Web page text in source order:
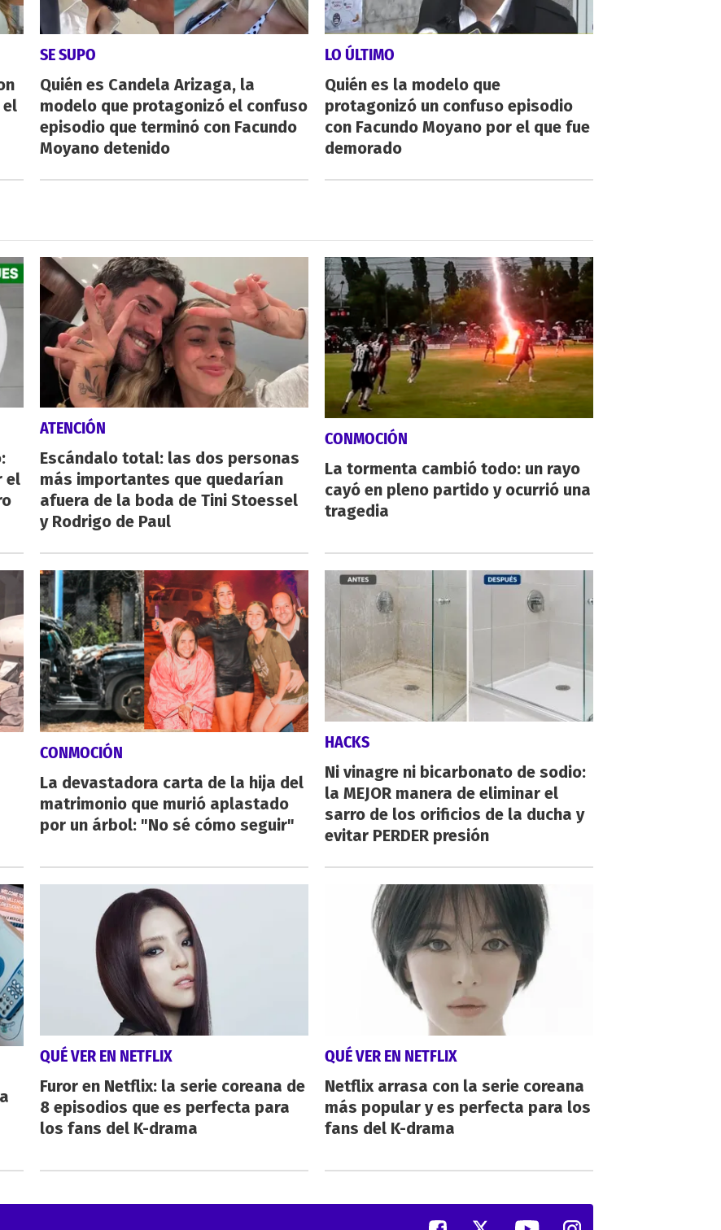
el
SE SUPO
Quién es Candela Arizaga, la
modelo que protagonizó el confuso
episodio que terminó con Facundo
Moyano detenido
LO ÚLTIMO
Quién es la modelo que
protagonizó un confuso episodio
con Facundo Moyano por el que fue
demorado
el
ATENCIÓN
Escándalo total: las dos personas
más importantes que quedarían
afuera de la boda de Tini Stoessel
y Rodrigo de Paul
CONMOCIÓN
La tormenta cambió todo: un rayo
cayó en pleno partido y ocurrió una
tragedia
CONMOCIÓN
La devastadora carta de la hija del
matrimonio que murió aplastado
por un árbol: "No sé cómo seguir"
HACKS
Ni vinagre ni bicarbonato de sodio:
la MEJOR manera de eliminar el
sarro de los orificios de la ducha y
evitar PERDER presión
QUÉ VER EN NETFLIX
Furor en Netflix: la serie coreana de
8 episodios que es perfecta para
los fans del K-drama
QUÉ VER EN NETFLIX
Netflix arrasa con la serie coreana
más popular y es perfecta para los
fans del K-drama